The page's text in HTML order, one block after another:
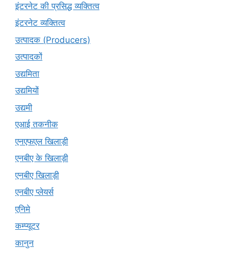
इंटरनेट की प्रसिद्ध व्यक्तित्व
इंटरनेट व्यक्तित्व
उत्पादक (Producers)
उत्पादकों
उद्यमिता
उद्यमियों
उद्यमी
एआई तकनीक
एनएफएल खिलाड़ी
एनबीए के खिलाड़ी
एनबीए खिलाड़ी
एनबीए प्लेयर्स
एनिमे
कम्प्यूटर
कानुन